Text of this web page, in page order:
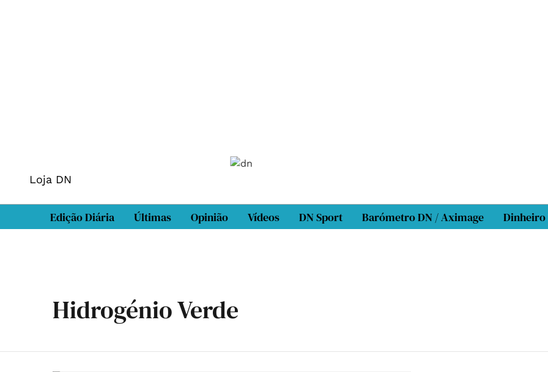
Loja DN
Edição Diária Últimas Opinião Vídeos DN Sport Barómetro DN / Aximage Dinheiro
Hidrogénio Verde